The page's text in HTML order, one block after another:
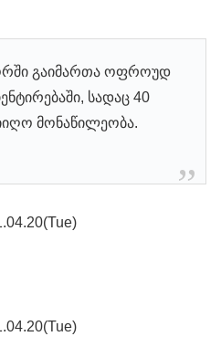
გაიმართა ოფროუდ
სადაც 40
მონაწილეობა.